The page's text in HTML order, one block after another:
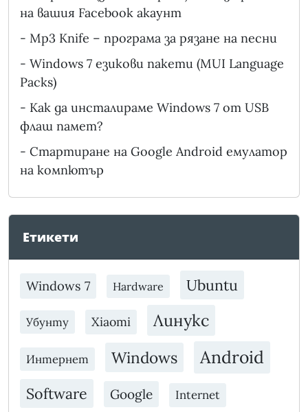
на вашия Facebook акаунт
- Mp3 Knife – програма за рязане на песни
- Windows 7 езикови пакети (MUI Language
Packs)
- Как да инсталираме Windows 7 от USB
флаш памет?
- Стартиране на Google Android емулатор
на компютър
Етикети
Windows 7 Hardware Ubuntu
Убунту Xiaomi Линукс
Интернет Windows Android
Software Google Internet